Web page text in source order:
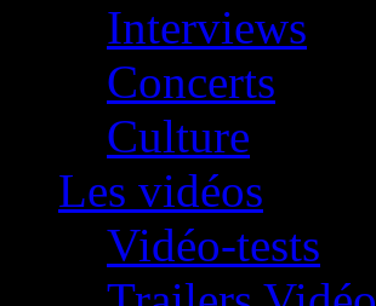
Interviews
Concerts
Culture
Les vidéos
Vidéo-tests